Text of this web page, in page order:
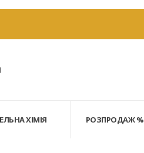
ХІМІЯ РОЗПРОДАЖ %